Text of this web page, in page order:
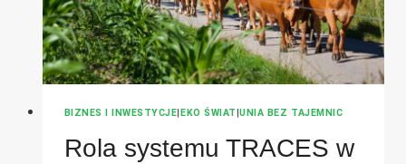
BIZNES I INWESTYCJE|EKO ŚWIAT |UNIA BEZ TAJEMNIC
Rola systemu TRACES w